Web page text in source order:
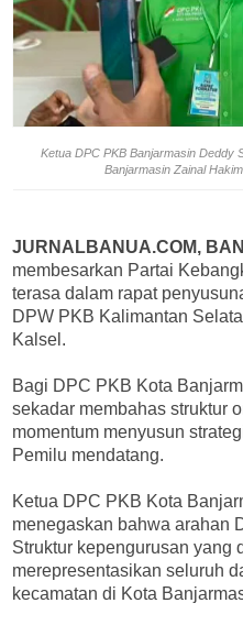
Ketua DPC PKB Banjarmasin Deddy
Banjarmasin Zainal
JURNALBANUA.COM,
membesarkan Partai
terasa dalam rapat
DPW PKB Kalimantan
Kalsel.
Bagi DPC PKB Kota
sekadar membahas struktur
momentum menyusun
Pemilu mendatang.
Ketua DPC PKB Kota
menegaskan bahwa arahan
Struktur kepengurusan yang
merepresentasikan seluruh
kecamatan di Kota